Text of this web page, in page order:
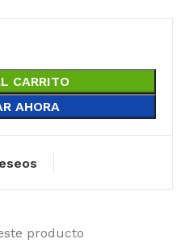
CARRITO
AHORA
producto